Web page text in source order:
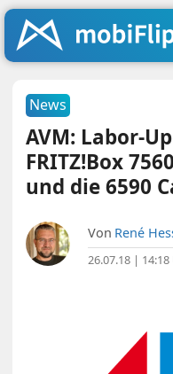
News
AVM: Labor-
FRITZ!Box
und die 6590
Von René
26.07.18 | 14:18